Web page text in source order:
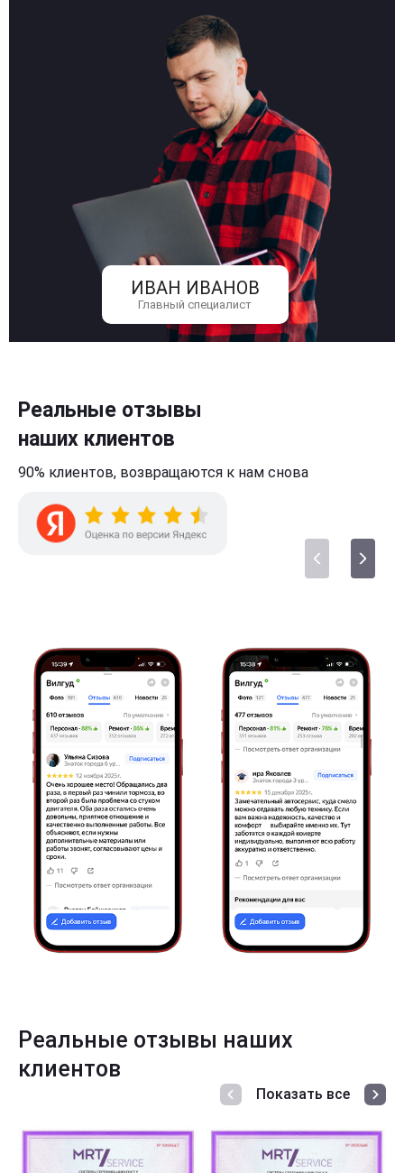
ИВАН ИВАНОВ
Главный специалист
Реальные отзывы
наших клиентов
90% клиентов, возвращаются к нам снова
Реальные отзывы наших
клиентов
Показать все